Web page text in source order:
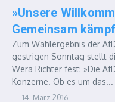
»Unsere
Gemeinsam
Zum Wahlergebnis der
gestrigen Sonntag stellt
Wera Richter fest: »Die
Konzerne. Ob es um das...
14. März 2016